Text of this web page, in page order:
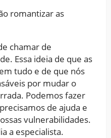
romantizar as
chamar de
Essa ideia de que as
tudo e de que nós
por mudar o
Podemos fazer
de ajuda e
vulnerabilidades.
a especialista.